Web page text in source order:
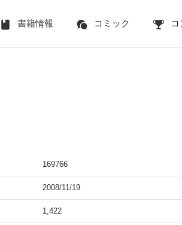
書籍情報 コミック
169766
2008/11/19
1,422